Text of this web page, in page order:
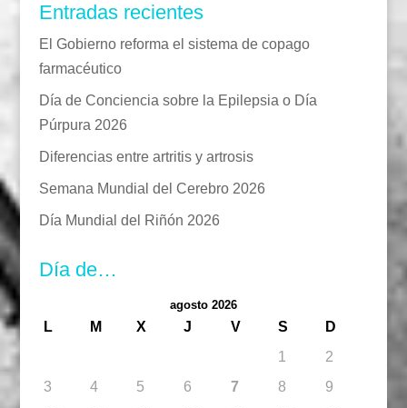
Entradas recientes
El Gobierno reforma el sistema de copago
farmacéutico
Día de Conciencia sobre la Epilepsia o Día
Púrpura 2026
Diferencias entre artritis y artrosis
Semana Mundial del Cerebro 2026
Día Mundial del Riñón 2026
Día de…
agosto 2026
L M X J V S
D
1
2
3
4 5 6 7 8
9